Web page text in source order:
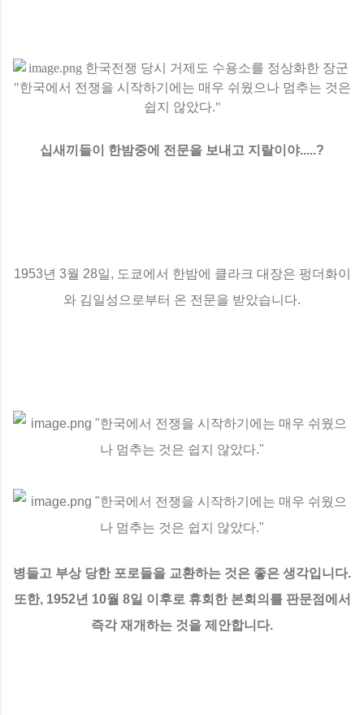
십새끼들이 한밤중에 전문을 보내고 지랄이야.....?
1953년 3월 28일, 도쿄에서 한밤에 클라크 대장은 펑더화이
와 김일성으로부터 온 전문을 받았습니다.
병들고 부상 당한 포로들을 교환하는 것은 좋은 생각입니다.
또한, 1952년 10월 8일 이후로 휴회한 본회의를 판문점에서
즉각 재개하는 것을 제안합니다.